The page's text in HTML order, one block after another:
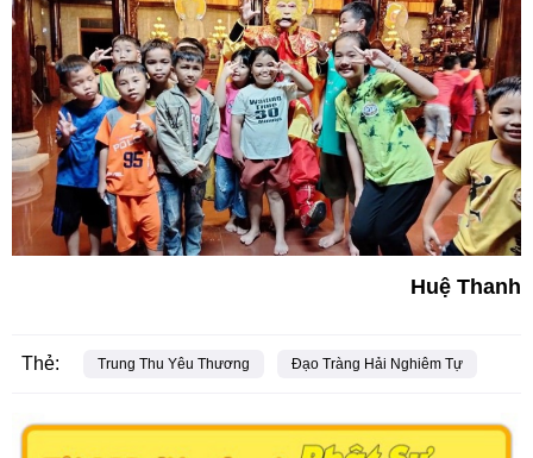
Huệ Thanh
Thẻ: Trung Thu Yêu Thương Đạo Tràng Hải Nghiêm Tự